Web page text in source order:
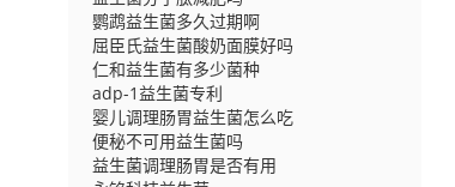
鹦鹉益生菌多久过期啊
屈臣氏益生菌酸奶面膜好吗
仁和益生菌有多少菌种
adp-1益生菌专利
婴儿调理肠胃益生菌怎么吃
便秘不可用益生菌吗
益生菌调理肠胃是否有用